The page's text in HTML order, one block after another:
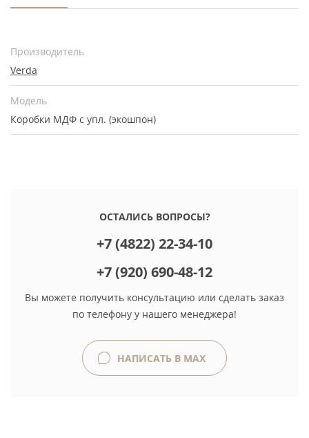
Производитель
Verda
Модель
Коробки МДФ с упл. (экошпон)
ОСТАЛИСЬ ВОПРОСЫ?
+7 (4822) 22-34-10
+7 (920) 690-48-12
Вы можете получить консультацию или сделать заказ
по телефону у нашего менеджера!
НАПИСАТЬ В MAX